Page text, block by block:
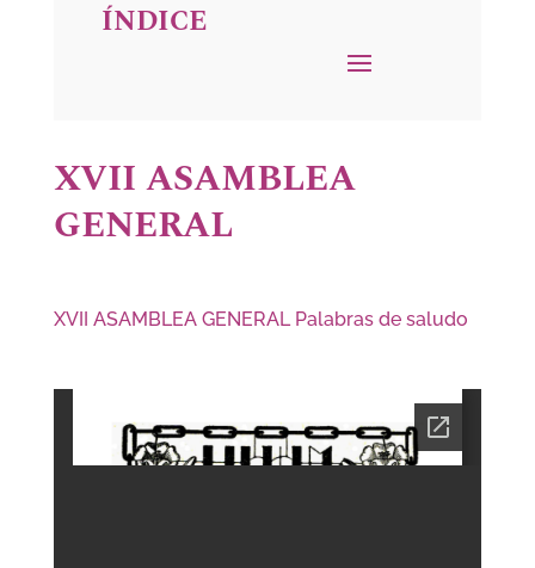
ÍNDICE
XVII ASAMBLEA
GENERAL
XVII ASAMBLEA GENERAL Palabras de saludo